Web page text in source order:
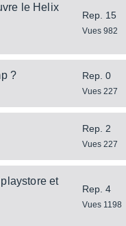
le Helix
Rep. 15
Vues 982
?
Rep. 0
Vues 227
Rep. 2
Vues 227
et
Rep. 4
Vues 1198